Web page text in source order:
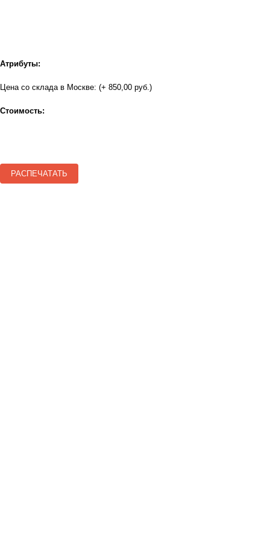
Атрибуты:
Цена со склада в Москве: (+ 850,00 руб.)
Стоимость:
РАСПЕЧАТАТЬ